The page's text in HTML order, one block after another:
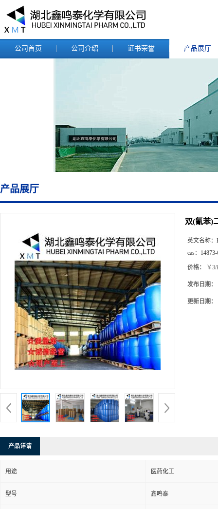
公司首页 公司介绍 证书荣誉 产品展厅
产品展厅
双(氰苯)
英文名称：
cas：
价格： ￥3/
发布日期：
更新日期：
产品详请
用途 医药化工
型号 鑫鸣泰